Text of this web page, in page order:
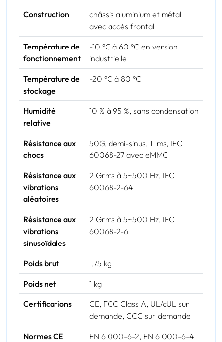
Construction
châssis aluminium et métal
avec accès frontal
Température de
fonctionnement
-10 °C à 60 °C en version
industrielle
Température de
stockage
-20 °C à 80 °C
Humidité
relative
10 % à 95 %, sans condensation
Résistance aux
chocs
50G, demi-sinus, 11 ms, IEC
60068-27 avec eMMC
Résistance aux
vibrations
aléatoires
2 Grms à 5~500 Hz, IEC
60068-2-64
Résistance aux
vibrations
sinusoïdales
2 Grms à 5~500 Hz, IEC
60068-2-6
Poids brut 1,75 kg
Poids net 1 kg
Certifications
CE, FCC Class A, UL/cUL sur
demande, CCC sur demande
Normes CE EN 61000-6-2, EN 61000-6-4